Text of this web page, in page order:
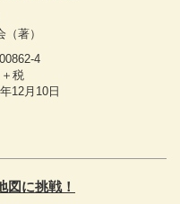
（著）
4
税
12月10日
図に挑戦！